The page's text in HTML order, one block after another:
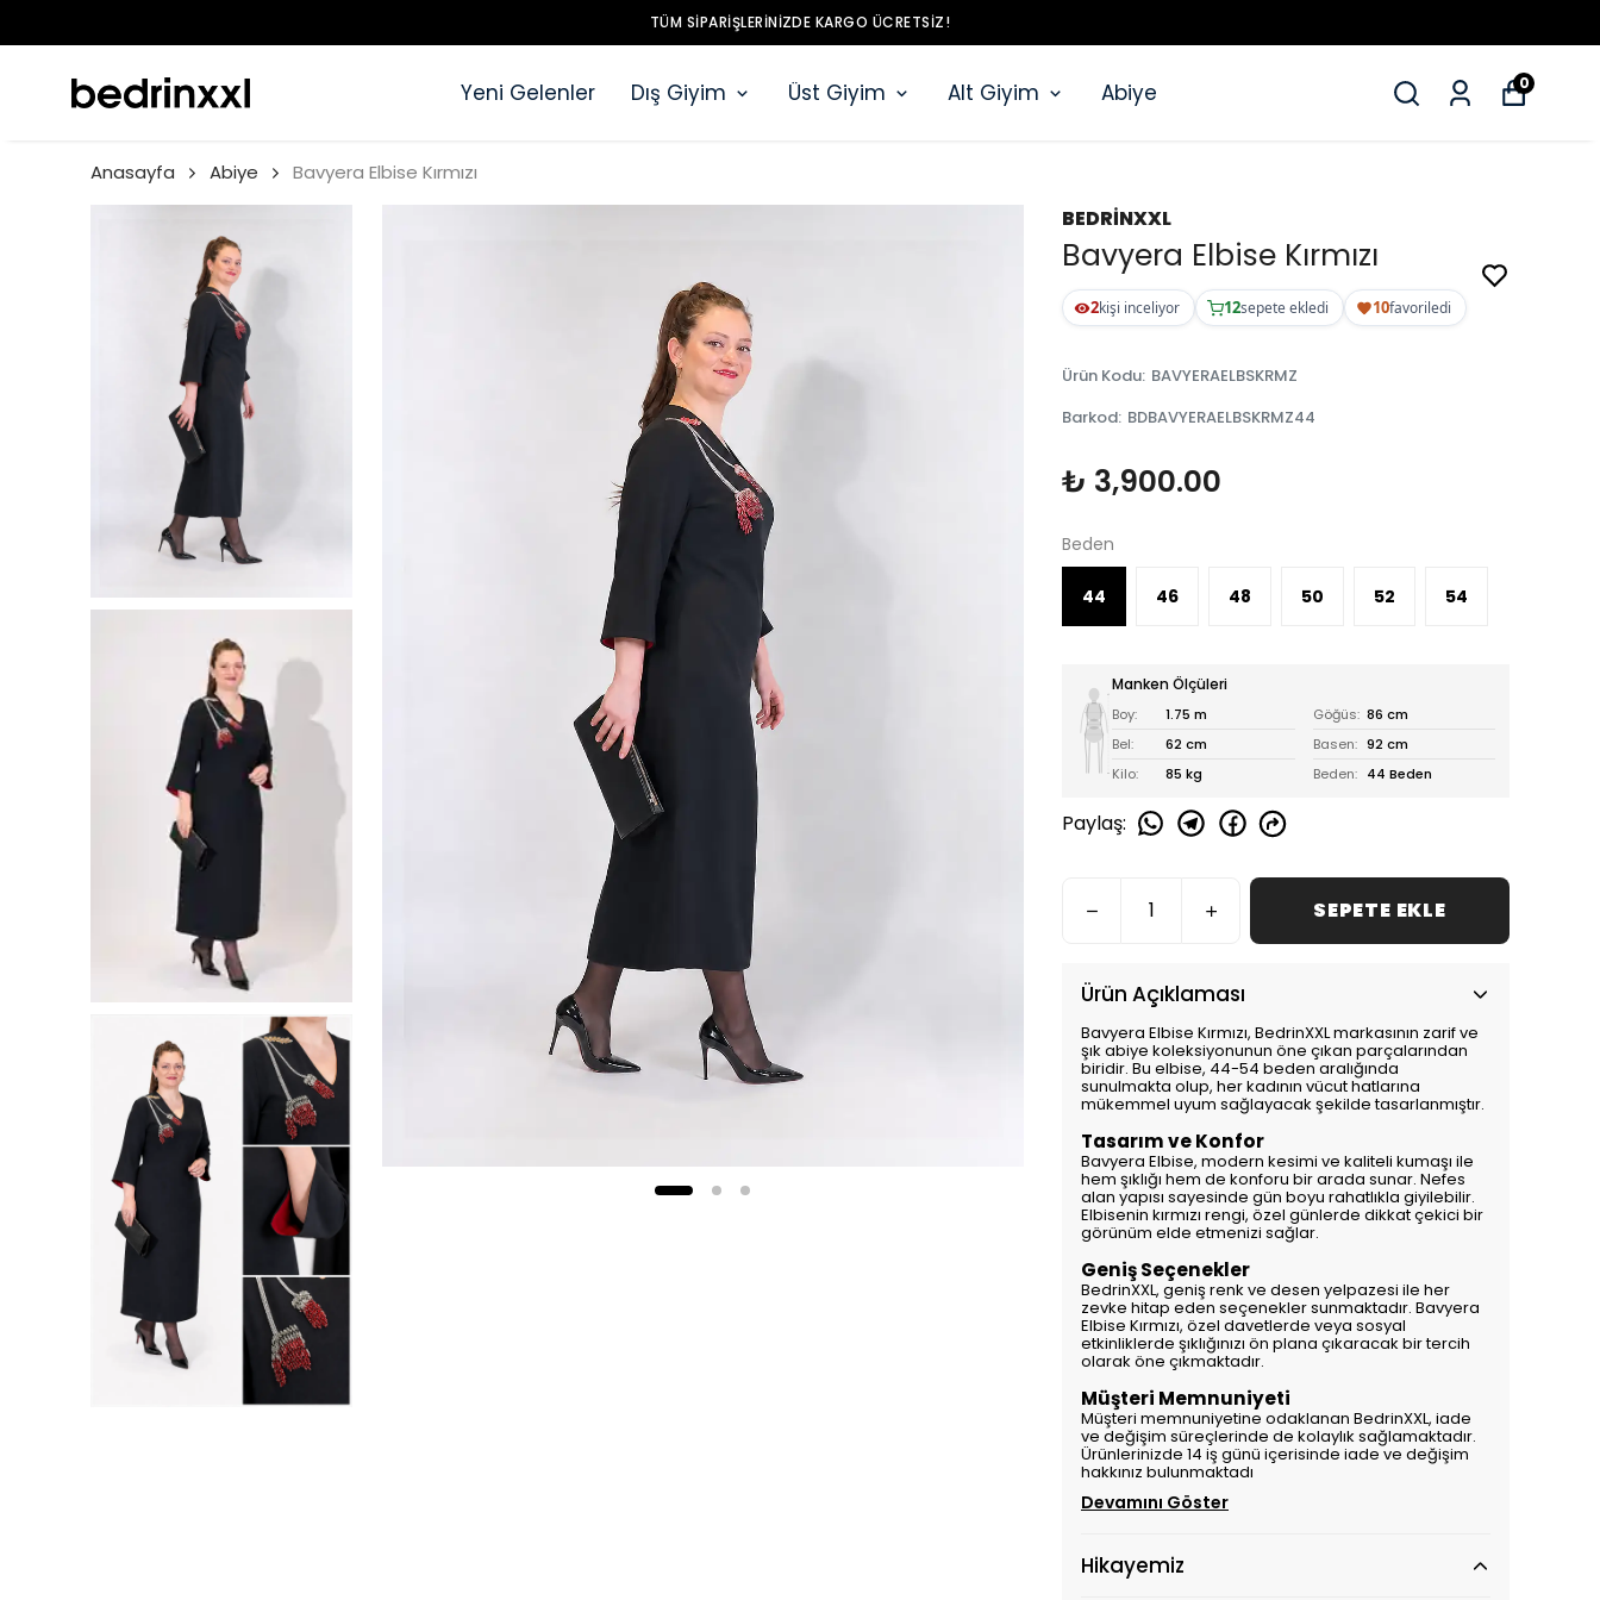
TÜM SIPARIŞLERINIZDE KARGO ÜCRETSIZ!
Yeni Gelenler Dış Giyim Üst Giyim Alt Giyim Abiye 0
Anasayfa Abiye Bavyera Elbise Kırmızı
BEDRİNXXL
Bavyera Elbise Kırmızı
2kişi inceliyor 12sepete ekledi 10favoriledi
Ürün Kodu: BAVYERAELBSKRMZ
Barkod: BDBAVYERAELBSKRMZ44
₺ 3,900.00
Beden
44 46 48 50 52 54
Manken Ölçüleri
Boy: 1.75 m Göğüs: 86 cm
Bel:
62 cm Basen: 92 cm
Kilo:
85 kg Beden: 44 Beden
Paylaş:
SEPETE EKLE
Ürün Açıklaması
Bavyera Elbise Kırmızı, BedrinXXL markasının zarif ve
şık abiye koleksiyonunun öne çıkan parçalarından
biridir. Bu elbise, 44-54 beden aralığında
sunulmakta olup, her kadının vücut hatlarına
mükemmel uyum sağlayacak şekilde tasarlanmıştır.
Tasarım ve Konfor
Bavyera Elbise, modern kesimi ve kaliteli kumaşı ile
hem şıklığı hem de konforu bir arada sunar. Nefes
alan yapısı sayesinde gün boyu rahatlıkla giyilebilir.
Elbisenin kırmızı rengi, özel günlerde dikkat çekici bir
görünüm elde etmenizi sağlar.
Geniş Seçenekler
BedrinXXL, geniş renk ve desen yelpazesi ile her
zevke hitap eden seçenekler sunmaktadır. Bavyera
Elbise Kırmızı, özel davetlerde veya sosyal
etkinliklerde şıklığınızı ön plana çıkaracak bir tercih
olarak öne çıkmaktadır.
Müşteri Memnuniyeti
Müşteri memnuniyetine odaklanan BedrinXXL, iade
ve değişim süreçlerinde de kolaylık sağlamaktadır.
Ürünlerinizde 14 iş günü içerisinde iade ve değişim
hakkınız bulunmaktadı
Devamını Göster
Hikayemiz